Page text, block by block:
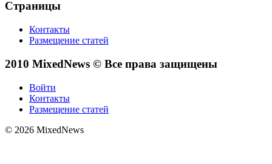
Страницы
Контакты
Размещение статей
2010 MixedNews © Все права защищены
Войти
Контакты
Размещение статей
© 2026 MixedNews